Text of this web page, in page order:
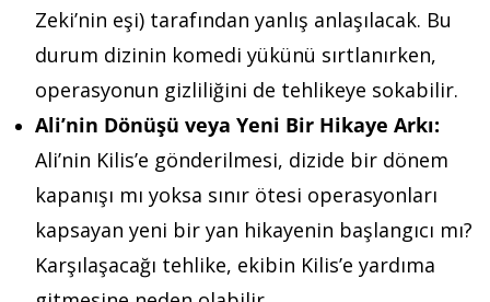
Zeki’nin eşi) tarafından yanlış anlaşılacak. Bu
durum dizinin komedi yükünü sırtlanırken,
operasyonun gizliliğini de tehlikeye sokabilir.
Ali’nin Dönüşü veya Yeni Bir Hikaye Arkı:
Ali’nin Kilis’e gönderilmesi, dizide bir dönem
kapanışı mı yoksa sınır ötesi operasyonları
kapsayan yeni bir yan hikayenin başlangıcı mı?
Karşılaşacağı tehlike, ekibin Kilis’e yardıma